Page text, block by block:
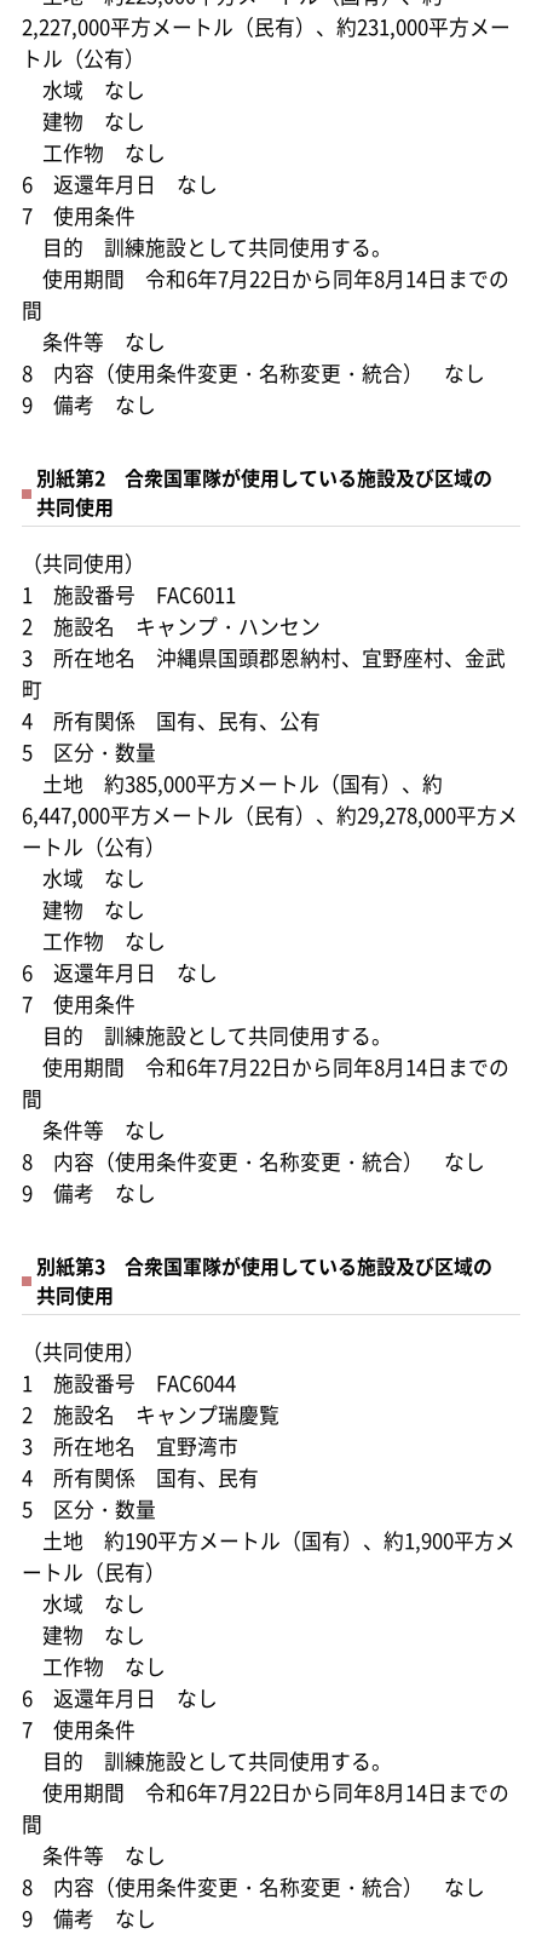
2,227,000平方メートル（民有）、約231,000平方メー
トル（公有）
水域 なし
建物 なし
工作物 なし
6 返還年月日 なし
7 使用条件
目的 訓練施設として共同使用する。
使用期間 令和6年7月22日から同年8月14日までの
間
条件等 なし
8 内容（使用条件変更・名称変更・統合） なし
9 備考 なし
別紙第2 合衆国軍隊が使用している施設及び区域の
共同使用
（共同使用）
1 施設番号 FAC6011
2 施設名 キャンプ・ハンセン
3 所在地名 沖縄県国頭郡恩納村、宜野座村、金武
町
4 所有関係 国有、民有、公有
5 区分・数量
土地 約385,000平方メートル（国有）、約
6,447,000平方メートル（民有）、約29,278,000平方メ
ートル（公有）
水域 なし
建物 なし
工作物 なし
6 返還年月日 なし
7 使用条件
目的 訓練施設として共同使用する。
使用期間 令和6年7月22日から同年8月14日までの
間
条件等 なし
8 内容（使用条件変更・名称変更・統合） なし
9 備考 なし
別紙第3 合衆国軍隊が使用している施設及び区域の
共同使用
（共同使用）
1 施設番号 FAC6044
2 施設名 キャンプ瑞慶覧
3 所在地名 宜野湾市
4 所有関係 国有、民有
5 区分・数量
土地 約190平方メートル（国有）、約1,900平方メ
ートル（民有）
水域 なし
建物 なし
工作物 なし
6 返還年月日 なし
7 使用条件
目的 訓練施設として共同使用する。
使用期間 令和6年7月22日から同年8月14日までの
間
条件等 なし
8 内容（使用条件変更・名称変更・統合） なし
9 備考 なし